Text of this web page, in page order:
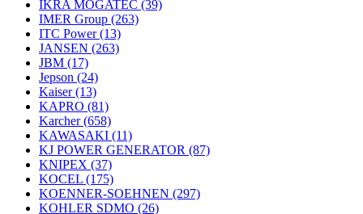
IKRA MOGATEC (39)
IMER Group (263)
ITC Power(13)
JANSEN (263)
JBM (17)
Jepson (24)
Kaiser(13)
KAPRO (81)
Karcher(658)
KAWASAKI (11)
KJ POWER GENERATOR (87)
KNIPEX (37)
KOCEL (175)
KOENNER-SOEHNEN (297)
KOHLER SDMO (26)